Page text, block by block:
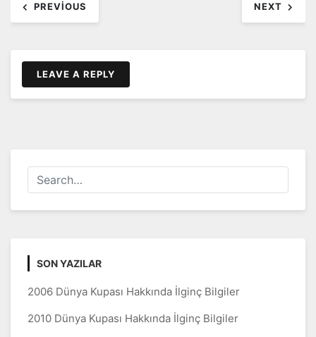
dolaşımı
PREVIOUS NEXT
LEAVE A REPLY
SON YAZILAR
2006 Dünya Kupası Hakkında İlginç Bilgiler
2010 Dünya Kupası Hakkında İlginç Bilgiler